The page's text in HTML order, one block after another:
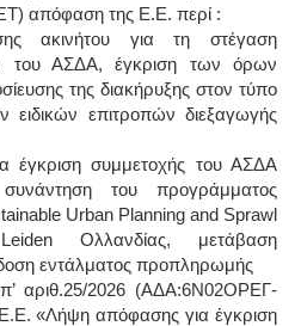
απόφαση της Ε.Ε. περί :
ακινήτου για τη στέγαση
του ΑΣΔΑ, έγκριση των όρων
της διακήρυξης στον τύπο
ειδικών επιτροπών διεξαγωγής
έγκριση συμμετοχής του ΑΣΔΑ
του προγράμματος
Urban Planning and Sprawl
Ολλανδίας, μετάβαση
εντάλματος προπληρωμής
αριθ.25/2026 (AΔΑ:6N02OΡΕΓ-
«Λήψη απόφασης για έγκριση